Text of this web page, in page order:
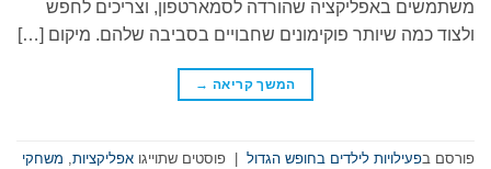
משתמשים באפליקציה שהורדה לסמארטפון, וצריכים לחפש
ולצוד כמה שיותר פוקימונים שחבויים בסביבה שלהם. מיקום […]
המשך קריאה →
פורסם בפעילויות לילדים בחופש הגדול פוסטים שתוייגו אפליקציות, משחקי